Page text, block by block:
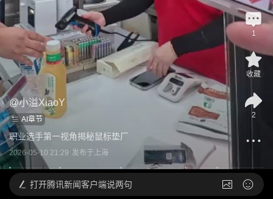
@小溢XiaoY
AI章节
职业选手第一视角揭秘鼠标垫厂
2026-05-10 21:29 发布于上海
1
收藏
2
打开腾讯新闻客户端说两句